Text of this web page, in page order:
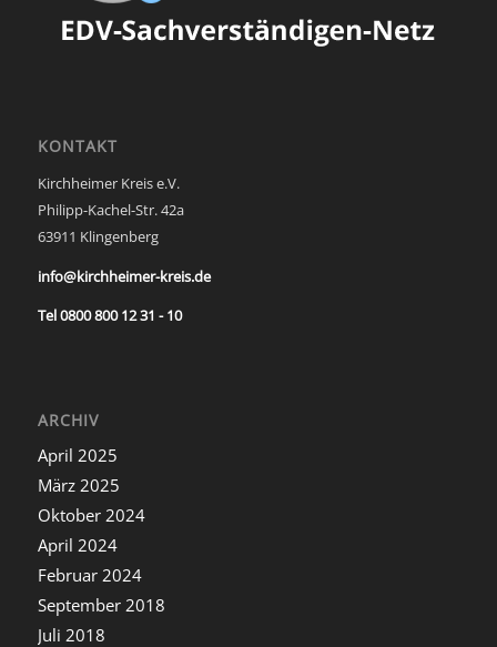
KONTAKT
Kirchheimer Kreis e.V.
Philipp-Kachel-Str. 42a
63911 Klingenberg
info@kirchheimer-kreis.de
Tel 0800 800 12 31 - 10
ARCHIV
April 2025
März 2025
Oktober 2024
April 2024
Februar 2024
September 2018
Juli 2018